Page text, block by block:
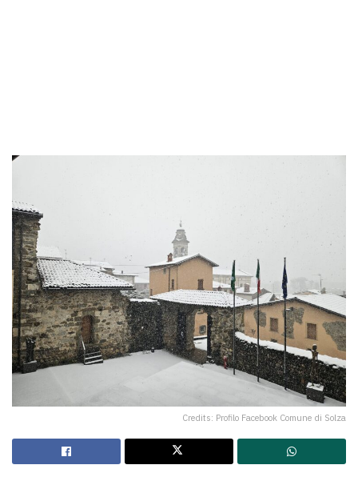
Credits: Profilo Facebook Comune di Solza